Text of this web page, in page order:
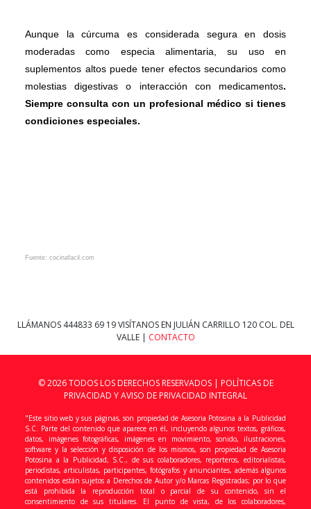
Aunque la cúrcuma es considerada segura en dosis
moderadas como especia alimentaria, su uso en
suplementos altos puede tener efectos secundarios como
molestias digestivas o interacción con medicamentos.
Siempre consulta con un profesional médico si tienes
condiciones especiales.
Fuente: cocinafacil.com
LLÁMANOS 444833 69 19VISÍTANOS EN JULIÁN CARRILLO 120 COL. DEL
VALLE | CONTACTO
© 2026 TODOS LOS DERECHOS RESERVADOS | POLÍTICAS DE
PRIVACIDAD Y AVISO DE PRIVACIDAD INTEGRAL
"Este sitio web y sus páginas, son propiedad de Asesoria Potosina a la Publicidad
S.C. Parte del contenido que aparece en él, incluyendo algunos textos, gráficos,
datos, imágenes fotográficas, imágenes en movimiento, sonido, ilustraciones,
software y la selección y disposición de los mismos, son propiedad de Asesoria
Potosina a la Publicidad, S.C., de sus colaboradores, reporteros, editorialistas,
periodistas, articulistas, participantes, fotógrafos y anunciantes, además algunos
contenidos están sujetos a Derechos de Autor y/o Marcas Registradas; por lo que
está prohibida la reproducción total o parcial de su contenido, sin el
consentimiento de sus titulares. El punto de vista, de los colaboradores,